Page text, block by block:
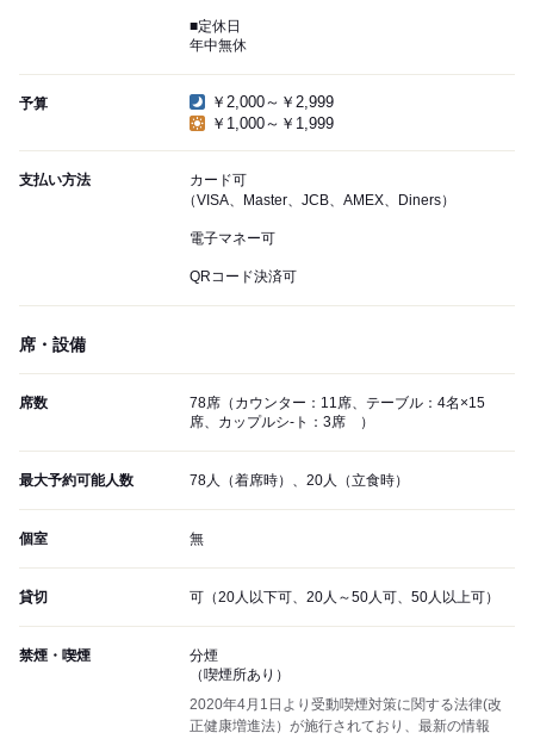
■定休日
年中無休
予算
￥2,000～￥2,999
￥1,000～￥1,999
支払い方法
カード可
（VISA、Master、JCB、AMEX、Diners）
電子マネー可
QRコード決済可
席・設備
席数
78席（カウンター：11席、テーブル：4名×15
席、カップルシ-ト：3席 ）
最大予約可能人数 78人（着席時）、20人（立食時）
個室 無
貸切 可（20人以下可、20人～50人可、50人以上可）
禁煙・喫煙
分煙
（喫煙所あり）
2020年4月1日より受動喫煙対策に関する法律(改
正健康増進法）が施行されており、最新の情報